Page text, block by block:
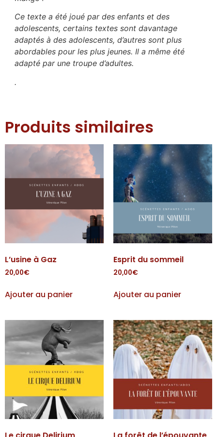
Ce texte a été joué par des enfants et des
adolescents, certains textes sont davantage
adaptés à des adolescents, d’autres sont plus
abordables pour les plus jeunes. Il a même été
adapté par une troupe d’adultes.
.
Produits similaires
L’usine à Gaz
20,00€
Ajouter au panier
Esprit du sommeil
20,00€
Ajouter au panier